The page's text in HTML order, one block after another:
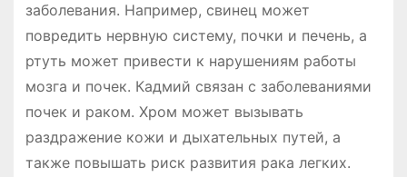
заболевания. Например, свинец может
повредить нервную систему, почки и печень, а
ртуть может привести к нарушениям работы
мозга и почек. Кадмий связан с заболеваниями
почек и раком. Хром может вызывать
раздражение кожи и дыхательных путей, а
также повышать риск развития рака легких.